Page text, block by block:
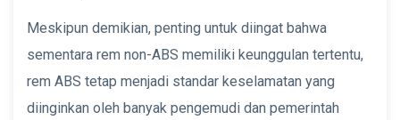
Meskipun demikian, penting untuk diingat bahwa
sementara rem non-ABS memiliki keunggulan tertentu,
rem ABS tetap menjadi standar keselamatan yang
diinginkan oleh banyak pengemudi dan pemerintah